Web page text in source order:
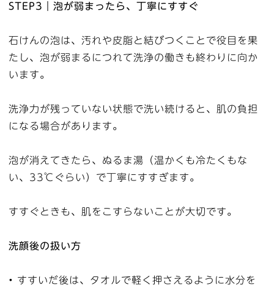
STEP3｜泡が弱まったら、丁寧にすすぐ
石けんの泡は、汚れや皮脂と結びつくことで役目を果
たし、泡が弱まるにつれて洗浄の働きも終わりに向か
います。
洗浄力が残っていない状態で洗い続けると、肌の負担
になる場合があります。
泡が消えてきたら、ぬるま湯（温かくも冷たくもな
い、33℃ぐらい）で丁寧にすすぎます。
すすぐときも、肌をこすらないことが大切です。
洗顔後の扱い方
• すすいだ後は、タオルで軽く押さえるように水分を